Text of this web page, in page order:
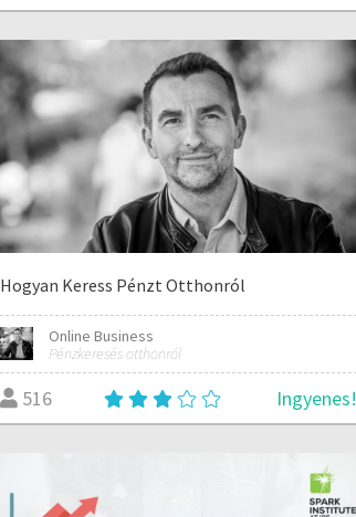
Hogyan Keress Pénzt Otthonról
Online Business
Pénzkeresés otthonról
516 Ingyenes!